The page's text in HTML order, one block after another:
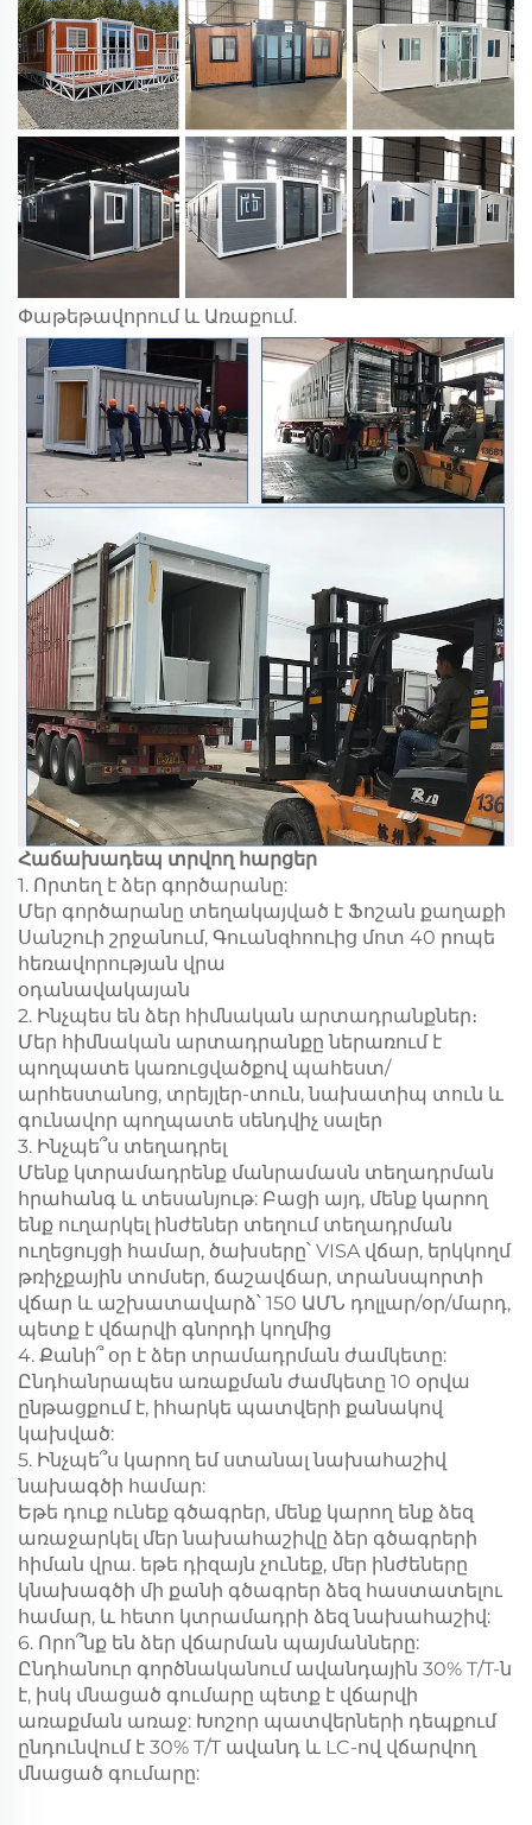
Փաթեթավորում և Առաքում.
Հաճախադեպ տրվող հարցեր
1. Որտեղ է ձեր գործարանը:
Մեր գործարանը տեղակայված է Ֆոշան քաղաքի
Սանշուի շրջանում, Գուանզհոուից մոտ 40 րոպե
հեռավորության վրա
օդանավակայան
2. Ինչպես են ձեր հիմնական արտադրանքներ։
Մեր հիմնական արտադրանքը ներառում է
պողպատե կառուցվածքով պահեստ/
արհեստանոց, տրեյլեր-տուն, նախատիպ տուն և
գունավոր պողպատե սենդվիչ սալեր
3. Ինչպե՞ս տեղադրել
Մենք կտրամադրենք մանրամասն տեղադրման
հրահանգ և տեսանյութ: Բացի այդ, մենք կարող
ենք ուղարկել ինժեներ տեղում տեղադրման
ուղեցույցի համար, ծախսերը՝ VISA վճար, երկկողմ
թռիչքային տոմսեր, ճաշավճար, տրանսպորտի
վճար և աշխատավարձ՝ 150 ԱՄՆ դոլլար/օր/մարդ,
պետք է վճարվի գնորդի կողմից
4. Քանի՞ օր է ձեր տրամադրման ժամկետը:
Ընդհանրապես առաքման ժամկետը 10 օրվա
ընթացքում է, իհարկե պատվերի քանակով
կախված:
5. Ինչպե՞ս կարող եմ ստանալ նախահաշիվ
նախագծի համար:
Եթե դուք ունեք գծագրեր, մենք կարող ենք ձեզ
առաջարկել մեր նախահաշիվը ձեր գծագրերի
հիման վրա. եթե դիզայն չունեք, մեր ինժեները
կնախագծի մի քանի գծագրեր ձեզ հաստատելու
համար, և հետո կտրամադրի ձեզ նախահաշիվ:
6. Որո՞նք են ձեր վճարման պայմանները:
Ընդհանուր գործնականում ավանդային 30% T/T-ն
է, իսկ մնացած գումարը պետք է վճարվի
առաքման առաջ: Խոշոր պատվերների դեպքում
ընդունվում է 30% T/T ավանդ և LC-ով վճարվող
մնացած գումարը: